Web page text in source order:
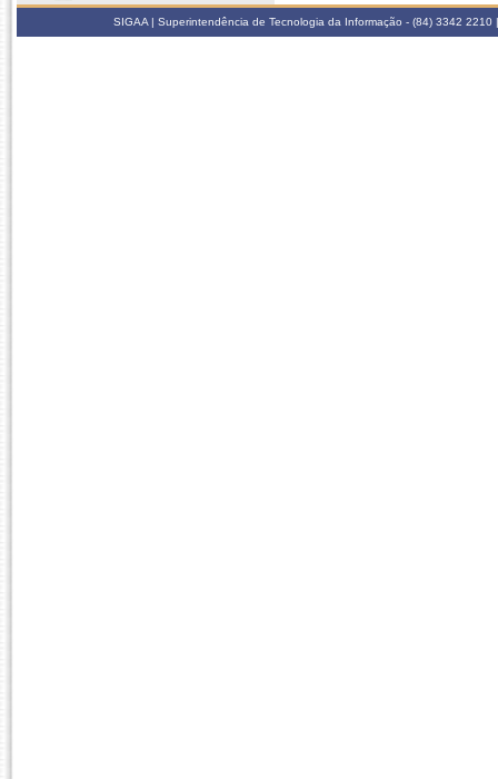
SIGAA | Superintendência de Tecnologia da Informação - (84) 3342